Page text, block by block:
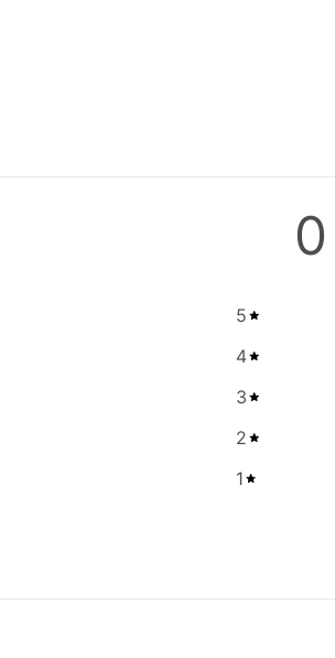
0
5
4
3
2
1